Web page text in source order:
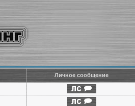
Личное сообщение